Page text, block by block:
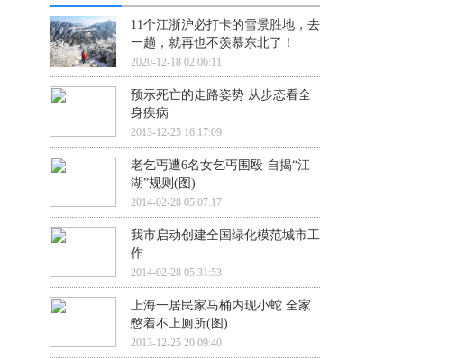
11个江浙沪必打卡的雪景胜地，去
一趟，就再也不羡慕东北了！
2020-12-18 02:06:11
预示死亡的走路姿势 从步态看全
身疾病
2013-12-25 16:17:09
老乞丐遭6名女乞丐围殴 自揭“江
湖”规则(图)
2014-02-28 05:07:17
我市启动创建全国绿化模范城市工
作
2014-02-28 05:31:53
上海一居民家马桶内现小蛇 全家
憋着不上厕所(图)
2013-12-25 20:09:40